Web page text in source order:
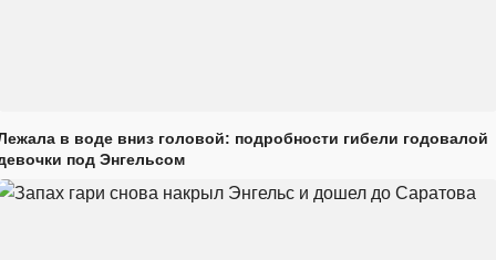
в воде вниз головой: подробности гибели годовалой
под Энгельсом